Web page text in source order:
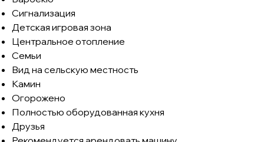
Сигнализация
Детская игровая зона
Центральное отопление
Семьи
Вид на сельскую местность
Камин
Огорожено
Полностью оборудованная кухня
Друзья